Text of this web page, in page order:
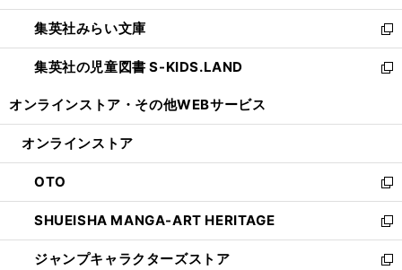
開
く
ウ
で
開
く
ン
ド
ウ
で
ウ
ィ
ン
ド
開
集英社みらい文庫
新
し
い
ン
ウ
で
開
く
集英社の児童図書 S-KIDS.LAND
新
ウ
ン
ド
ウ
で
開
く
オンラインストア・ その他WEBサービス
オンラインストア
OTO
新
し
い
ウ
ィ
SHUEISHA MANGA-ART HERITAGE
新
し
い
ジャンプキャラクターズストア
新